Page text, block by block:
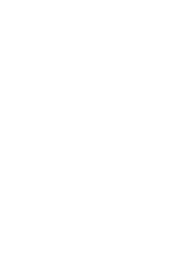
la segunda plaza, ya que dependían
de los castreños por 2-3 ha aupado
acompañando a Lucecor. El
2 empates y 5 derrotas, con 45
El Fuente Palmera ha
de casa- le ha impedido lograr el